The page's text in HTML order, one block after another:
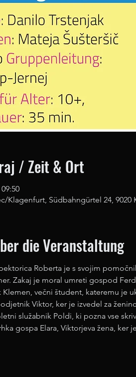
/ Zeit & Ort
Klagenfurt, Südbahngürtel 24,
die Veranstaltung
Roberta je s svojim
Zakaj je moral umreti gospod
Klemen, večni študent, kateremu je
Viktor, ker je izvedel za
služabnik Poldi, ki pozna vse
gospa Elara, Viktorjeva žena,